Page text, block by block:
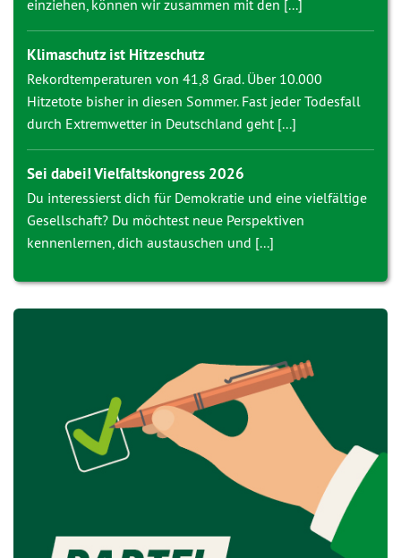
einziehen, können wir zusammen mit den [...]
Klimaschutz ist Hitzeschutz
Rekordtemperaturen von 41,8 Grad. Über 10.000
Hitzetote bisher in diesen Sommer. Fast jeder Todesfall
durch Extremwetter in Deutschland geht [...]
Sei dabei! Vielfaltskongress 2026
Du interessierst dich für Demokratie und eine vielfältige
Gesellschaft? Du möchtest neue Perspektiven
kennenlernen, dich austauschen und [...]